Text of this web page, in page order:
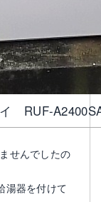
RUF-
せんでしたの
湯器を付けて